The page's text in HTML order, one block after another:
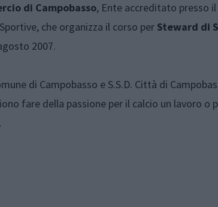
di Campobasso, Ente accreditato presso il
che organizza il corso per Steward di
2007.
di Campobasso e S.S.D. Città di
fare della passione per il calcio un lavoro o